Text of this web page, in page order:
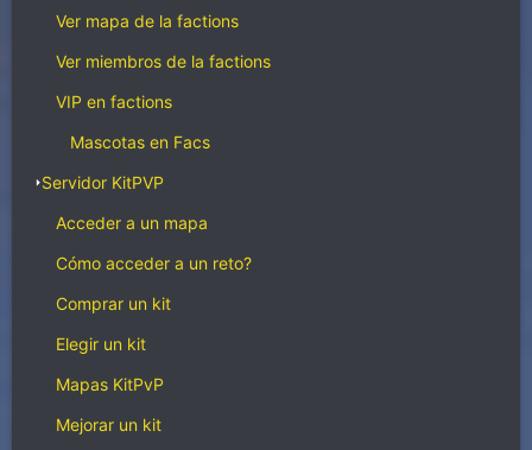
Ver mapa de la factions
Ver miembros de la factions
VIP en factions
Mascotas en Facs
Servidor KitPVP
Acceder a un mapa
Cómo acceder a un reto?
Comprar un kit
Elegir un kit
Mapas KitPvP
Mejorar un kit